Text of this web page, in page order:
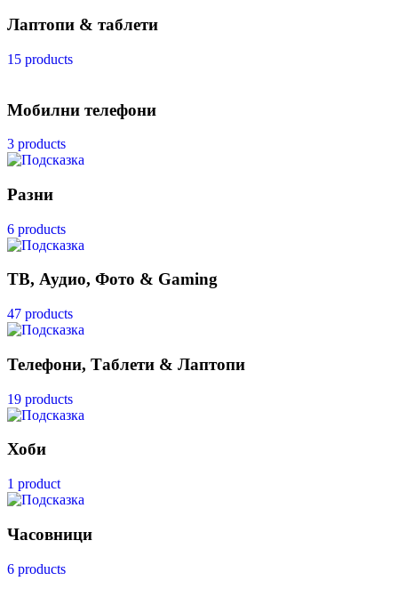
Лаптопи & таблети
15 products
Мобилни телефони
3 products
Разни
6 products
ТВ, Аудио, Фото & Gaming
47 products
Телефони, Таблети & Лаптопи
19 products
Хоби
1 product
Часовници
6 products